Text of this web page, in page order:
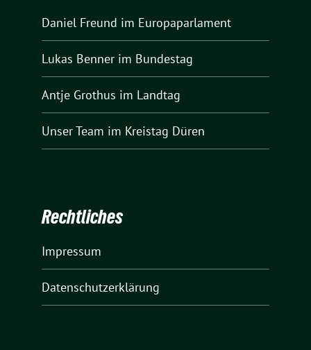
Daniel Freund im Europaparlament
Lukas Benner im Bundestag
Antje Grothus im Landtag
Unser Team im Kreistag Düren
Rechtliches
Impressum
Datenschutzerklärung